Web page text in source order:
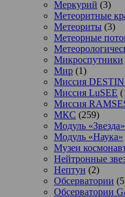
Меркурий (3)
Метеоритные
Метеориты (3)
Метеорные
Микроспутники
Мир (1)
Миссия
Миссия LuSEE
Миссия
МКС (259)
Модуль «Звезда»
Модуль «Наука»
Музеи
Нейтронные
Нептун (2)
Обсерватории
Обсерватории